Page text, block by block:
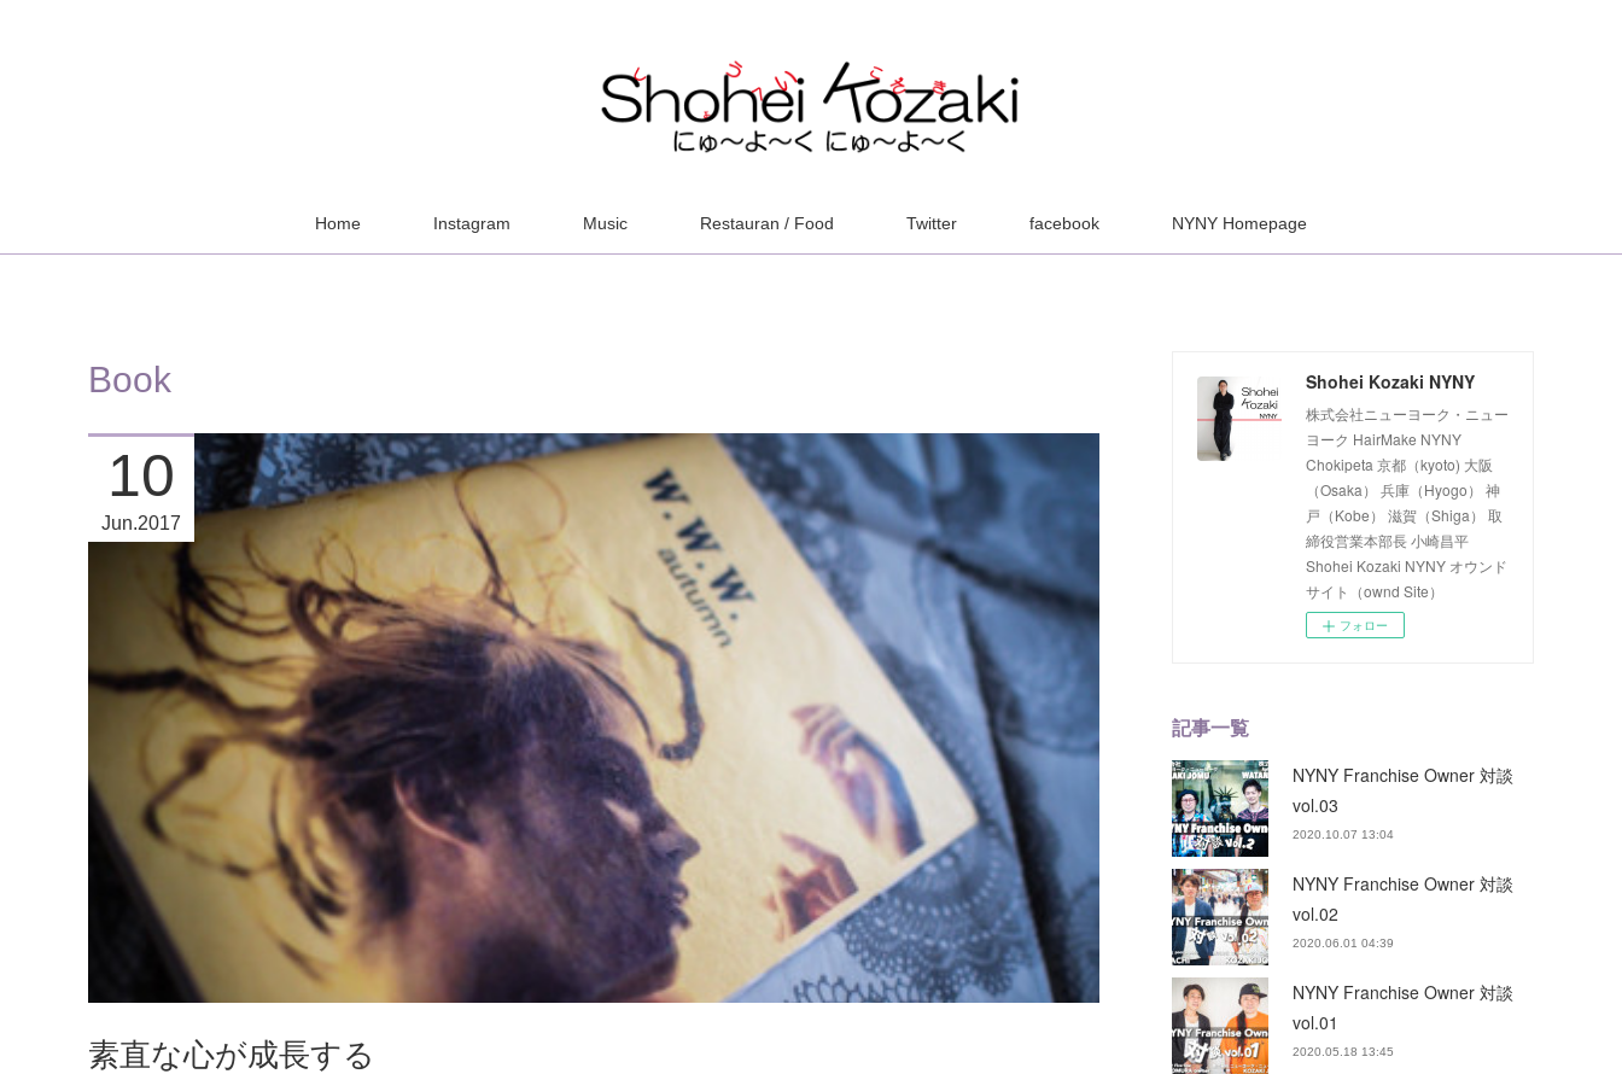
Home Instagram Music Restauran / Food Twitter facebook NYNY Homepage
Book
素直な心が成長する
10
Jun 2017
Shohei Kozaki NYNY
株式会社ニューヨーク・ニュー
ヨーク HairMake NYNY
Chokipeta 京都（kyoto) 大阪
（Osaka） 兵庫（Hyogo） 神
戸（Kobe） 滋賀（Shiga） 取
締役営業本部長 小崎昌平
Shohei Kozaki NYNY オウンド
サイト（ownd Site）
フォロー
記事一覧
NYNY Franchise Owner 対談
vol.03
2020.10.07 13:04
NYNY Franchise Owner 対談
vol.02
2020.06.01 04:39
NYNY Franchise Owner 対談
vol.01
2020.05.18 13:45